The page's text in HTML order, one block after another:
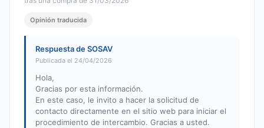
Opinión traducida
Respuesta de SOSAV
Publicada el 24/04/2026
Hola,
Gracias por esta información.
En este caso, le invito a hacer la solicitud de
contacto directamente en el sitio web para iniciar el
procedimiento de intercambio. Gracias a usted.